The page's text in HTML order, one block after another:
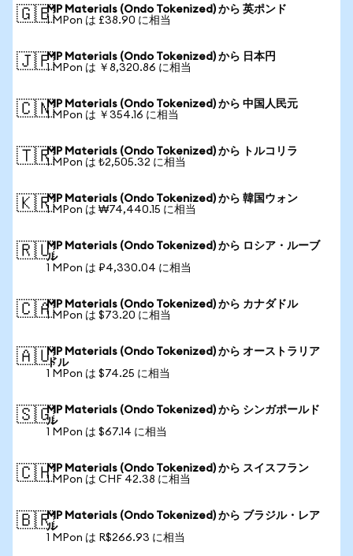
🇬🇧MP Materials (Ondo Tokenized) から 英ポンド
1 MPon は £38.90 に相当
🇯🇵MP Materials (Ondo Tokenized) から 日本円
1 MPon は ￥8,320.86 に相当
🇨🇳MP Materials (Ondo Tokenized) から 中国人民元
1 MPon は ￥354.16 に相当
🇹🇷MP Materials (Ondo Tokenized) から トルコリラ
1 MPon は ₺2,505.32 に相当
🇰🇷MP Materials (Ondo Tokenized) から 韓国ウォン
1 MPon は ₩74,440.15 に相当
🇷🇺MP Materials (Ondo Tokenized) から ロシア・ルーブ
ル
1 MPon は ₽4,330.04 に相当
🇨🇦MP Materials (Ondo Tokenized) から カナダドル
1 MPon は $73.20 に相当
🇦🇺MP Materials (Ondo Tokenized) から オーストラリア
ドル
1 MPon は $74.25 に相当
🇸🇬MP Materials (Ondo Tokenized) から シンガポールド
ル
1 MPon は $67.14 に相当
🇨🇭MP Materials (Ondo Tokenized) から スイスフラン
1 MPon は CHF 42.38 に相当
🇧🇷MP Materials (Ondo Tokenized) から ブラジル・レア
ル
1 MPon は R$266.93 に相当